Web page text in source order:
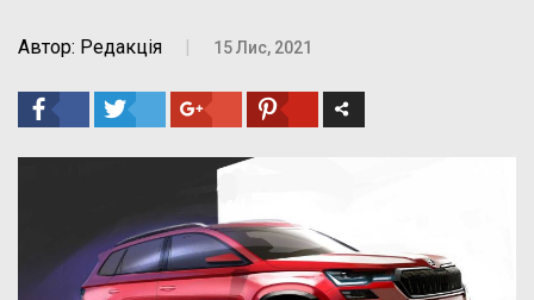
Автор: Редакція 15 Лис, 2021